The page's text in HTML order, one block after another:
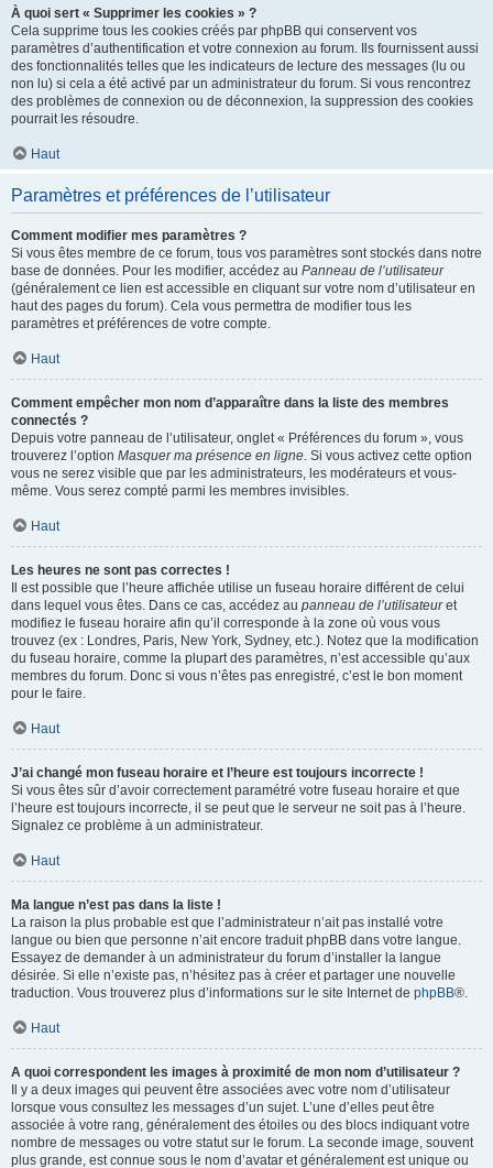
À quoi sert « Supprimer les cookies » ?
Cela supprime tous les cookies créés par phpBB qui conservent vos
paramètres d’authentification et votre connexion au forum. Ils fournissent aussi
des fonctionnalités telles que les indicateurs de lecture des messages (lu ou
non lu) si cela a été activé par un administrateur du forum. Si vous rencontrez
des problèmes de connexion ou de déconnexion, la suppression des cookies
pourrait les résoudre.
Haut
Paramètres et préférences de l’utilisateur
Comment modifier mes paramètres ?
Si vous êtes membre de ce forum, tous vos paramètres sont stockés dans notre
base de données. Pour les modifier, accédez au Panneau de l’utilisateur
(généralement ce lien est accessible en cliquant sur votre nom d’utilisateur en
haut des pages du forum). Cela vous permettra de modifier tous les
paramètres et préférences de votre compte.
Haut
Comment empêcher mon nom d’apparaître dans la liste des membres
connectés ?
Depuis votre panneau de l’utilisateur, onglet « Préférences du forum », vous
trouverez l’option Masquer ma présence en ligne. Si vous activez cette option
vous ne serez visible que par les administrateurs, les modérateurs et vous-
même. Vous serez compté parmi les membres invisibles.
Haut
Les heures ne sont pas correctes !
Il est possible que l’heure affichée utilise un fuseau horaire différent de celui
dans lequel vous êtes. Dans ce cas, accédez au panneau de l’utilisateuret
modifiez le fuseau horaire afin qu’il corresponde à la zone où vous vous
trouvez (ex : Londres, Paris, New York, Sydney, etc.). Notez que la modification
du fuseau horaire, comme la plupart des paramètres, n’est accessible qu’aux
membres du forum. Donc si vous n’êtes pas enregistré, c’est le bon moment
pour le faire.
Haut
J’ai changé mon fuseau horaire et l’heure est toujours incorrecte !
Si vous êtes sûr d’avoir correctement paramétré votre fuseau horaire et que
l’heure est toujours incorrecte, il se peut que le serveur ne soit pas à l’heure.
Signalez ce problème à un administrateur.
Haut
Ma langue n’est pas dans la liste !
La raison la plus probable est que l’administrateur n’ait pas installé votre
langue ou bien que personne n’ait encore traduit phpBB dans votre langue.
Essayez de demander à un administrateur du forum d’installer la langue
désirée. Si elle n’existe pas, n’hésitez pas à créer et partager une nouvelle
traduction. Vous trouverez plus d’informations sur le site Internet de phpBB®.
Haut
A quoi correspondent les images à proximité de mon nom d’utilisateur ?
Il y a deux images qui peuvent être associées avec votre nom d’utilisateur
lorsque vous consultez les messages d’un sujet. L’une d’elles peut être
associée à votre rang, généralement des étoiles ou des blocs indiquant votre
nombre de messages ou votre statut sur le forum. La seconde image, souvent
plus grande, est connue sous le nom d’avatar et généralement est unique ou